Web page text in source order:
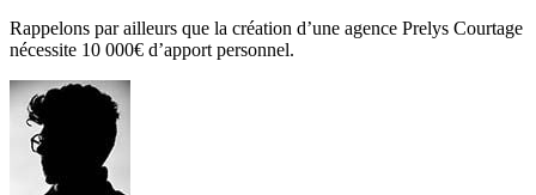
Rappelons par ailleurs que la création d’une agence Prelys Courtage
nécessite 10 000€ d’apport personnel.